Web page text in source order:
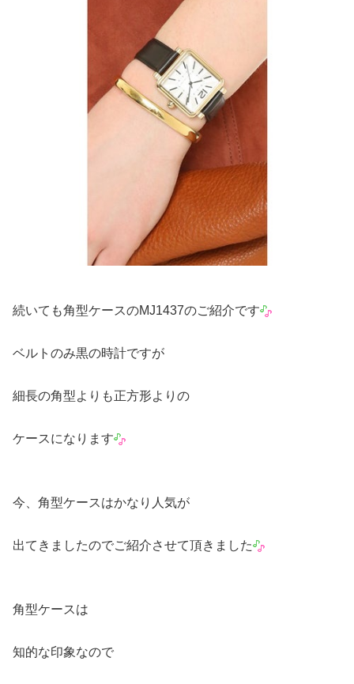
続いても角型ケースのMJ1437のご紹介です
ベルトのみ黒の時計ですが
細長の角型よりも正方形よりの
ケースになります
今、角型ケースはかなり人気が
出てきましたのでご紹介させて頂きました
角型ケースは
知的な印象なので